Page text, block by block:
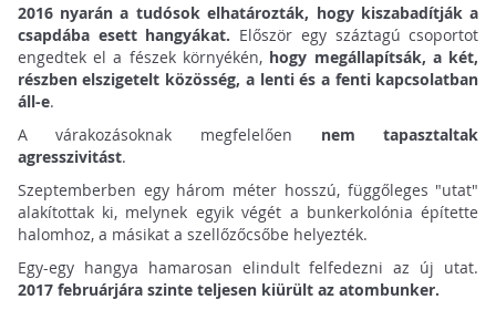
2016 nyarán a tudósok elhatározták, hogy kiszabadítják a
csapdába esett hangyákat. Először egy száztagú csoportot
engedtek el a fészek környékén, hogy megállapítsák, a két,
részben elszigetelt közösség, a lenti és a fenti kapcsolatban
áll-e.
A várakozásoknak megfelelően nem tapasztaltak
agresszivitást.
Szeptemberben egy három méter hosszú, függőleges "utat"
alakítottak ki, melynek egyik végét a bunkerkolónia építette
halomhoz, a másikat a szellőzőcsőbe helyezték.
Egy-egy hangya hamarosan elindult felfedezni az új utat.
2017 februárjára szinte teljesen kiürült az atombunker.